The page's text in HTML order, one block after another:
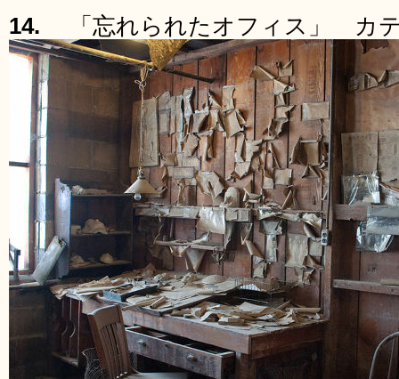
14.
「忘れられたオフィス」 カ